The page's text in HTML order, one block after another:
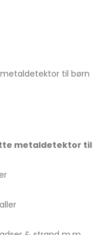
til børn
metaldetektor til